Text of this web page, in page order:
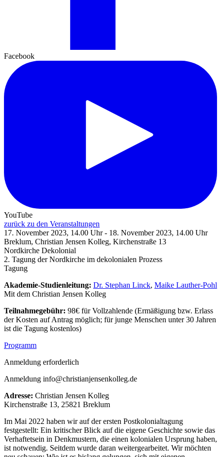
Facebook
YouTube
zurück zu den Veranstaltungen
17. November 2023, 14.00 Uhr - 18. November 2023, 14.00 Uhr
Breklum, Christian Jensen Kolleg, Kirchenstraße 13
Nordkirche Dekolonial
2. Tagung der Nordkirche im dekolonialen Prozess
Tagung
Akademie-Studienleitung: Dr. Stephan Linck, Maike Lauther-Pohl
Mit dem Christian Jensen Kolleg
Teilnahmegebühr: 98€ für Vollzahlende (Ermäßigung bzw. Erlass
der Kosten auf Antrag möglich; für junge Menschen unter 30 Jahren
ist die Tagung kostenlos)
Programm
Anmeldung erforderlich
Anmeldung info@christianjensenkolleg.de
Adresse: Christian Jensen Kolleg
Kirchenstraße 13, 25821 Breklum
Im Mai 2022 haben wir auf der ersten Postkolonialtagung
festgestellt: Ein kritischer Blick auf die eigene Geschichte sowie das
Verhaftetsein in Denkmustern, die einen kolonialen Ursprung haben,
ist notwendig. Seitdem wurde daran weitergearbeitet. Wir möchten